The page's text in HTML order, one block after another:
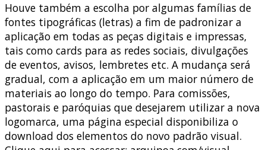
Houve também a escolha por algumas famílias de
fontes tipográficas (letras) a fim de padronizar a
aplicação em todas as peças digitais e impressas,
tais como cards para as redes sociais, divulgações
de eventos, avisos, lembretes etc. A mudança será
gradual, com a aplicação em um maior número de
materiais ao longo do tempo. Para comissões,
pastorais e paróquias que desejarem utilizar a nova
logomarca, uma página especial disponibiliza o
download dos elementos do novo padrão visual.